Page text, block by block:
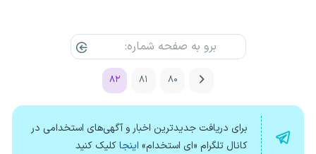
۸۰ ۸۱ ۸۲
برای دریافت جدیدترین اخبار و آگهی‌های استخدامی در
کانال تلگرام «ای استخدام» اینجاکلیک کنید